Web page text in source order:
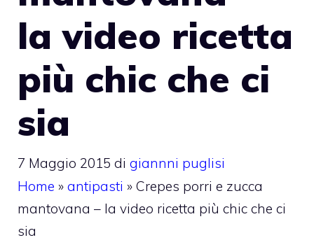
la video ricetta
più chic che ci
sia
7 Maggio 2015 di giannni puglisi
Home » antipasti » Crepes porri e zucca
mantovana – la video ricetta più chic che ci
sia